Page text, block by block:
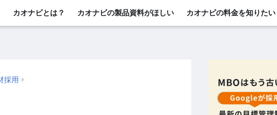
カオナビとは？ カオナビの製品資料がほしい カオナビの料金を知りたい
採用